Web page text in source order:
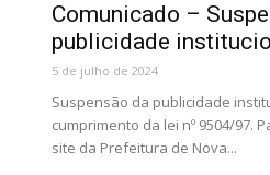
Comunicado –
publicidade
5 de julho de 2024
Suspensão da publicidade
cumprimento da lei nº 9504/97.
site da Prefeitura de Nova...